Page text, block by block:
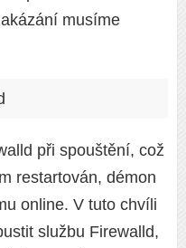
musíme
při spouštění, což
restartován, démon
online. V tuto chvíli
službu Firewalld,